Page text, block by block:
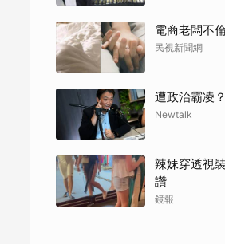
電商老闆不
民視新聞網
遭政治霸凌
Newtalk
辣妹穿透視
讚
鏡報